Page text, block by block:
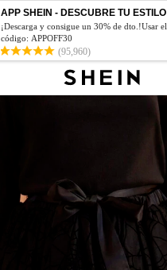
APP SHEIN - DESCUBRE TU ESTILO
¡Descarga y consigue un 30% de dto.!Usar el
código: APPOFF30
(95,960)